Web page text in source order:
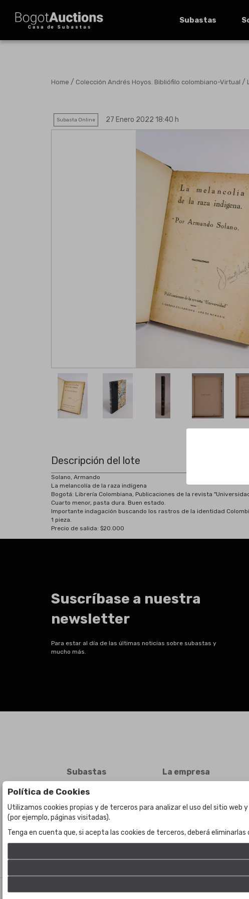
Subastas
Home / Colección Andrés Hoyos. Bibliófilo colombiano-Virtual /
Subasta Online 27 Enero 2022 18:40 h
Descripción del lote
Solano, Armando
La melancolía de la raza indígena
Bogotá: Librería Colombiana, Publicaciones de la revista
Cuarto menor, pasta dura. Buen estado.
Importante indagación buscando los rastros de la identidad
1 pieza.
Precio de salida: $20.000
Suscríbase a nuestra
newsletter
Para estar al día de las últimas noticias sobre subastas y
mucho más.
Subastas
Subasta en curso
Subastas anteriores
La empresa
Contacto
©Bogota Auctions- Todos los derechos reservados
Política de Cookies
Utilizamos cookies propias y de terceros para analizar el uso del sitio
(por ejemplo, páginas visitadas).
Tenga en cuenta que, si acepta las cookies de terceros, deberá